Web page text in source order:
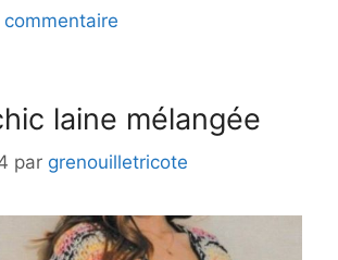
laine mélangée
par grenouilletricote